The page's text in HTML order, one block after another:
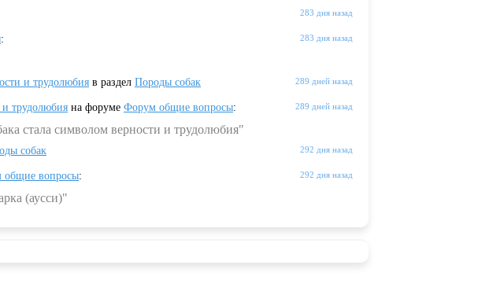
283 дня назад
283 дня назад
:
289 дней назад
и трудолюбия в раздел Породы собак
289 дней назад
и трудолюбия на форуме Форум общие вопросы:
стала символом верности и трудолюбия"
292 дня назад
собак
292 дня назад
общие вопросы:
(аусси)"